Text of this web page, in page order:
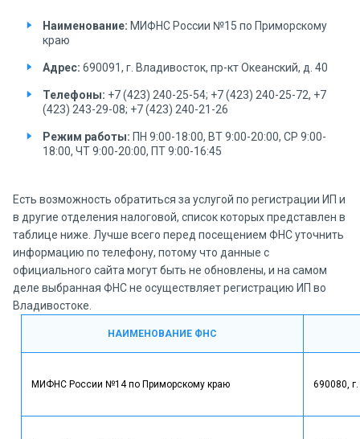
Наименование: МИФНС России №15 по Приморскому
краю
Адрес:690091, г. Владивосток, пр-кт Океанский, д. 40
Телефоны: +7 (423) 240-25-54; +7 (423) 240-25-72, +7
(423) 243-29-08; +7 (423) 240-21-26
Режим работы: ПН 9:00-18:00, ВТ 9:00-20:00, СР 9:00-
18:00, ЧТ 9:00-20:00, ПТ 9:00-16:45
Есть возможность обратиться за услугой по регистрации ИП и
в другие отделения налоговой, список которых представлен в
таблице ниже. Лучше всего перед посещением ФНС уточнить
информацию по телефону, потому что данные с
официального сайта могут быть не обновлены, и на самом
деле выбранная ФНС не осуществляет регистрацию ИП во
Владивостоке.
НАИМЕНОВАНИЕ ФНС
МИФНС России №14 по Приморскому краю 690080,